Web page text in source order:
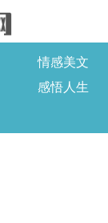
情感美文
感悟人生